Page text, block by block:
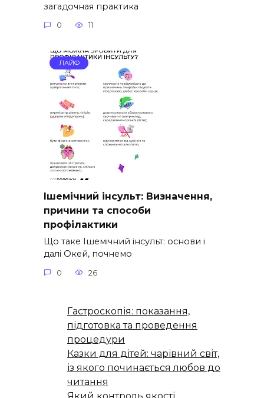
загадочная практика
0 11
ЛАЙФ
Ішемічний інсульт: Визначення,
причини та способи
профілактики
Що таке Ішемічний інсульт: основи і
далі Окей, почнемо
0 26
Гастроскопія: показання,
підготовка та проведення
процедури
Казки для дітей: чарівний світ,
із якого починається любов до
читання
Який контроль якості